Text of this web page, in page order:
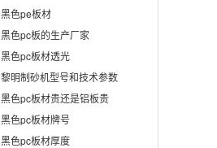
黑色pe板材
黑色pc板的生产厂家
黑色pc板材透光
黎明制砂机型号和技术参数
黑色pc板材贵还是铝板贵
黑色pc板材牌号
黑色pc板材厚度